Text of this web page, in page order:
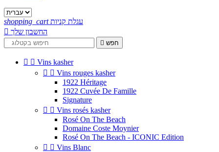
shopping_cart עגלת קניות
 החשבון שלך
 חפש
  Vins kasher
  Vins rouges kasher
1922 Héritage
1922 Cuvée De Famille
Signature
  Vins rosés kasher
Rosé On The Beach
Domaine Coste Moynier
Rosé On The Beach - ICONIC Edition
  Vins Blanc